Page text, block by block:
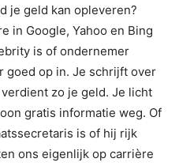
je geld kan opleveren?
in Google, Yahoo en Bing
is of ondernemer
goed op in. Je schrijft over
zo je geld. Je licht
gratis informatie weg. Of
is of hij rijk
ons eigenlijk op carrière